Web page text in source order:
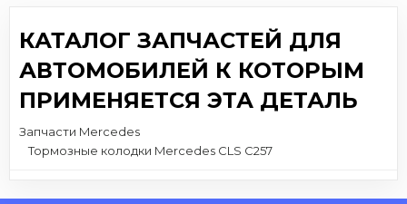
КАТАЛОГ ЗАПЧАСТЕЙ ДЛЯ
АВТОМОБИЛЕЙ К КОТОРЫМ
ПРИМЕНЯЕТСЯ ЭТА ДЕТАЛЬ
Запчасти Mercedes
Тормозные колодки Mercedes CLS C257